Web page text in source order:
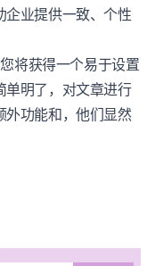
企业提供一致、个性
将获得一个易于设置
单明了，对文章进行
外功能和，他们显然